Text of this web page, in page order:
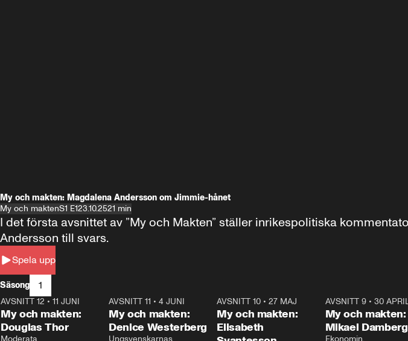
My och makten: Magdalena Andersson om Jimmie-hånet
My och maktenS1 E123.10.2521 min
Spela upp
I det första avsnittet av ”My och Makten” ställer inrikespolitiska
Andersson till svars.
Säsong 1
26:27
AVSNITT 12 • 11 JUNI
My och makten:
Douglas Thor
Moderata
23:40
AVSNITT 11 •4 JUNI
My och makten:
Denice Westerberg
Ungsvenskarnas
AVSNITT 10 •27 MAJ
My och makten:
Elisabeth
AVSNITT 9• 30
My och makten:
Mikael Damberg
Ekonomin,